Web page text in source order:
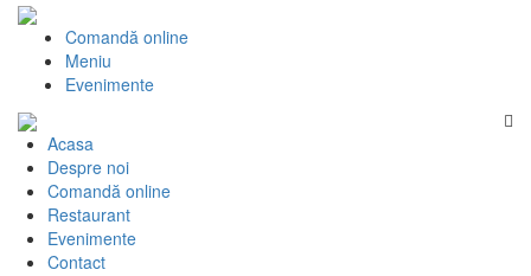
Comandă online
Meniu
Evenimente
Acasa
Despre noi
Comandă online
Restaurant
Evenimente
Contact